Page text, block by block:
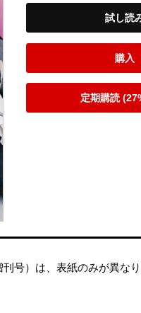
試し読
購入
定期購読
号）は、表紙のみが異な